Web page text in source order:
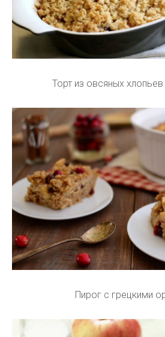
Торт из овсяных
Пирог с грецкими